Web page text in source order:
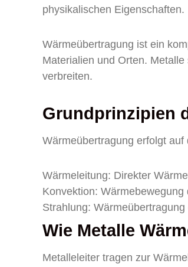
physikalischen Eigenschaften.
Wärmeübertragung ist ein
Materialien und Orten.
verbreiten.
Grundprinzipien
Wärmeübertragung erfolgt auf
Wärmeleitung: Direkter
Konvektion:
Strahlung:
Wie Metalle
Metalleleiter tragen zur